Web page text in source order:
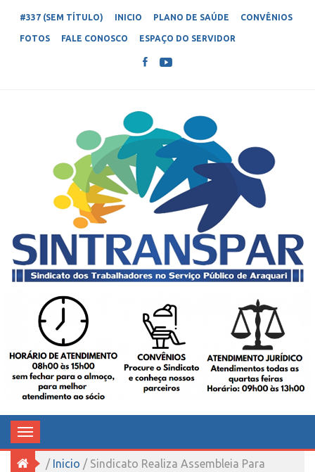
#337 (SEM TÍTULO) INICIO PLANO DE SAÚDE CONVÊNIOS
FOTOS FALE CONOSCO ESPAÇO DO SERVIDOR
SINTRANSPAR – SINDICATO DOS
TRABALHADORES NO SERVIÇO
PÚBLICO DE ARAQUARI
Sindicato dos Trabalhadores no Serviço Público de Araquari
Toggle
navigation
/ Inicio / Sindicato Realiza Assembleia Para